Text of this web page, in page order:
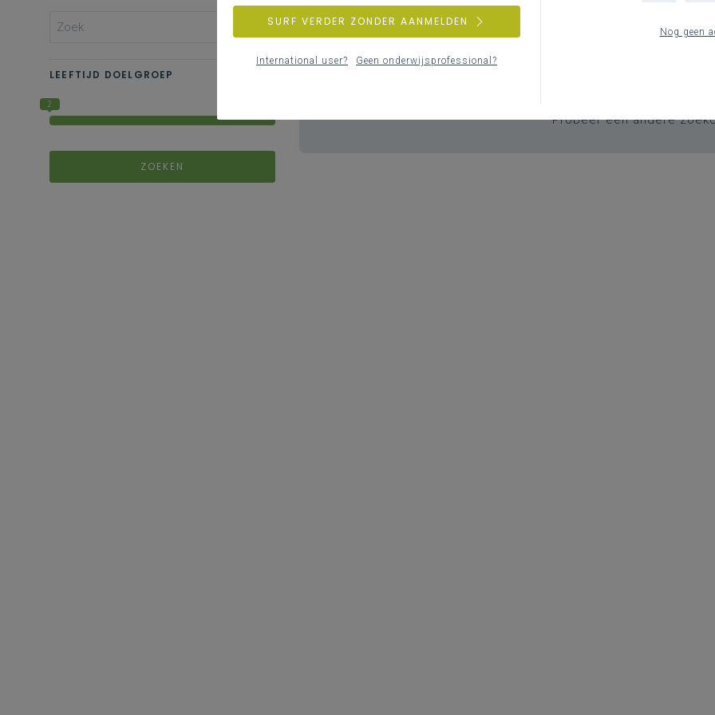
LEEFTIJD DOELGROEP
2
ZOEKEN
Er komen geen items overeen met
Probeer een andere
Nog geen
SURF VERDER ZONDER AANMELDEN
International user? Geen onderwijsprofessional?